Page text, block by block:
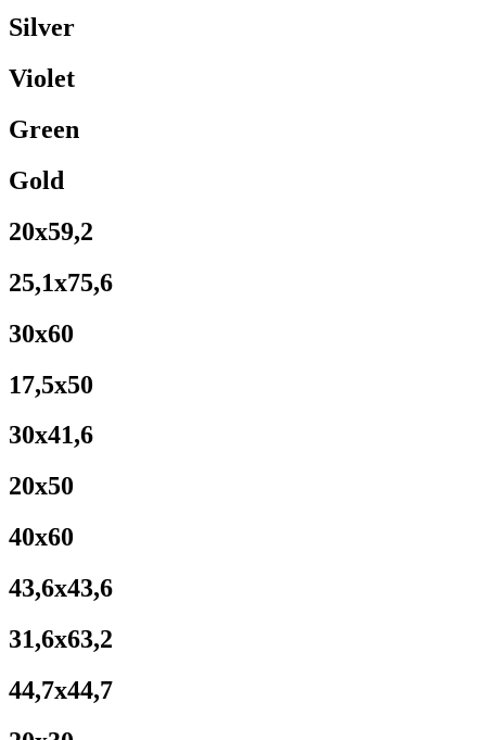
Silver
Violet
Green
Gold
20x59,2
25,1x75,6
30x60
17,5x50
30x41,6
20x50
40x60
43,6x43,6
31,6x63,2
44,7x44,7